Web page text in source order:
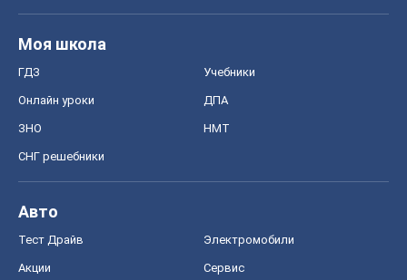
Моя школа
ГДЗ Учебники
Онлайн уроки ДПА
ЗНО НМТ
СНГ решебники
Авто
Тест Драйв Электромобили
Акции Сервис